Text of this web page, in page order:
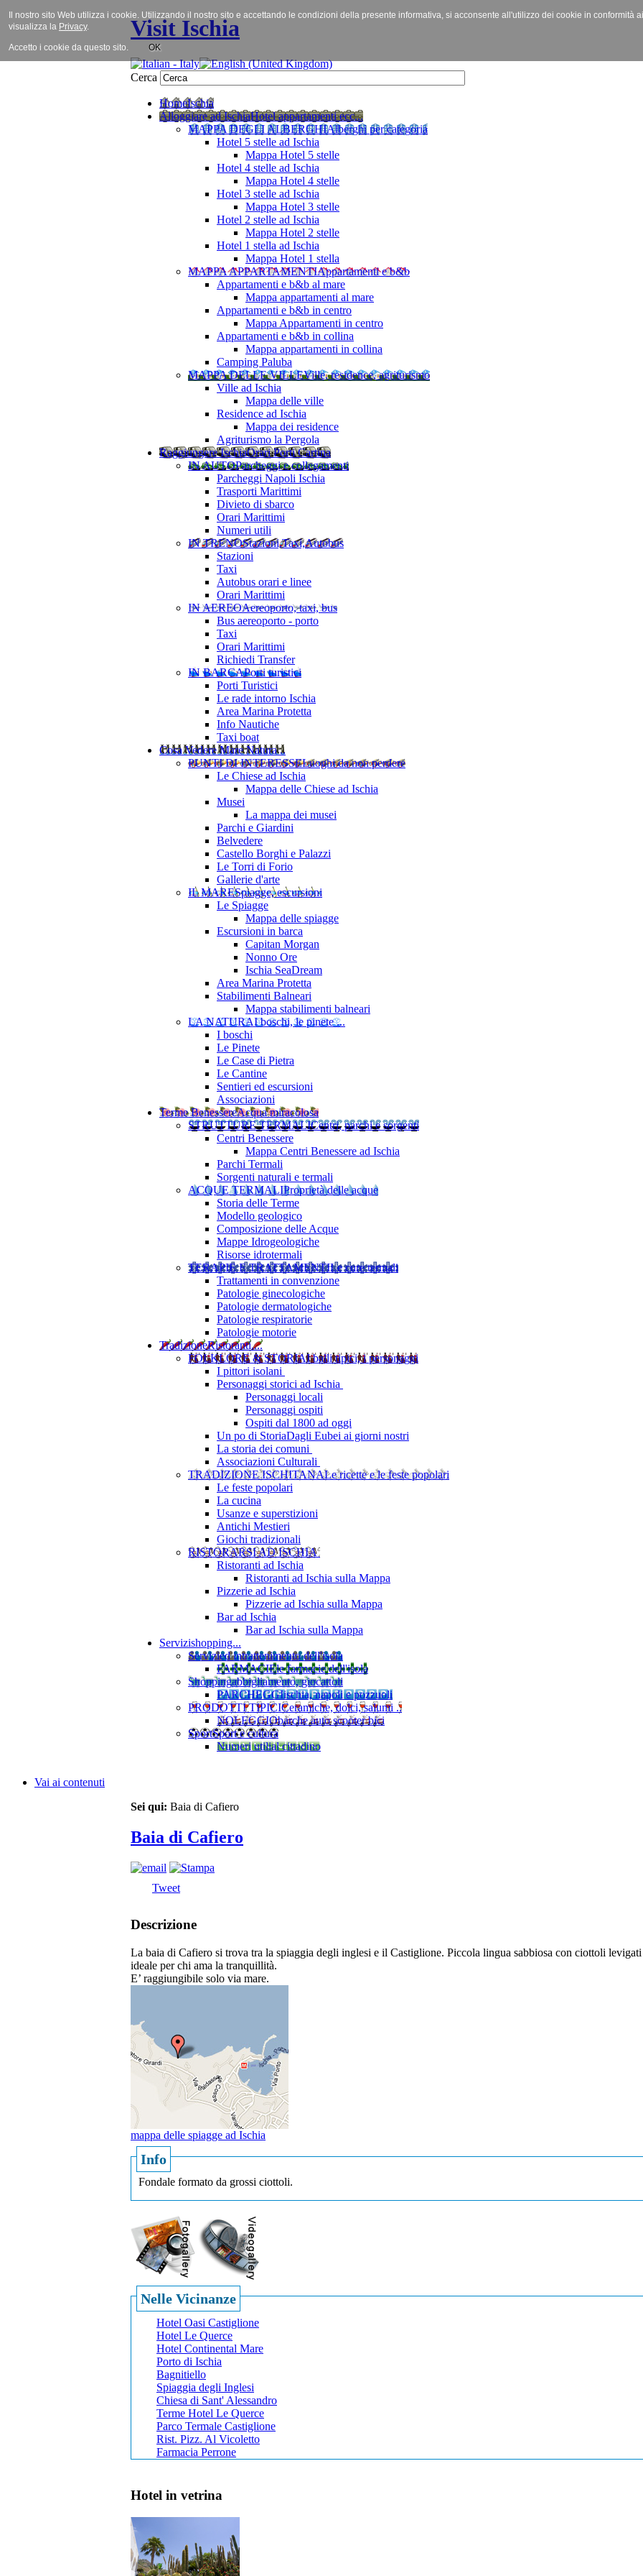
Visit Ischia
Cerca
HomeIschia
Alloggiare ad IschiaHotel appartamenti ecc...
MAPPA DEGLI ALBERGHIAlberghi per categoria
Hotel 5 stelle ad Ischia
Mappa Hotel 5 stelle
Hotel 4 stelle ad Ischia
Mappa Hotel 4 stelle
Hotel 3 stelle ad Ischia
Mappa Hotel 3 stelle
Hotel 2 stelle ad Ischia
Mappa Hotel 2 stelle
Hotel 1 stella ad Ischia
Mappa Hotel 1 stella
MAPPA APPARTAMENTIAppartamenti e b&b
Appartamenti e b&b al mare
Mappa appartamenti al mare
Appartamenti e b&b in centro
Mappa Appartamenti in centro
Appartamenti e b&b in collina
Mappa appartamenti in collina
Camping Paluba
MAPPA DELLE VILLEVille, residence, agriturismo
Ville ad Ischia
Mappa delle ville
Residence ad Ischia
Mappa dei residence
Agriturismo la Pergola
Raggiungere IschiaOrari Porti Cartina
IN AUTOParcheggi e collegamenti
Parcheggi Napoli Ischia
Trasporti Marittimi
Divieto di sbarco
Orari Marittimi
Numeri utili
IN TRENOStazioni,Taxi,Autobus
Stazioni
Taxi
Autobus orari e linee
Orari Marittimi
IN AEREOAereoporto, taxi, bus
Bus aereoporto - porto
Taxi
Orari Marittimi
Richiedi Transfer
IN BARCAPorti turistici
Porti Turistici
Le rade intorno Ischia
Area Marina Protetta
Info Nautiche
Taxi boat
Cosa VedereMare Natura ..
PUNTI DI INTERESSELuoghi da non perdere
Le Chiese ad Ischia
Mappa delle Chiese ad Ischia
Musei
La mappa dei musei
Parchi e Giardini
Belvedere
Castello Borghi e Palazzi
Le Torri di Forio
Gallerie d'arte
IL MARESpiagge, escursioni
Le Spiagge
Mappa delle spiagge
Escursioni in barca
Capitan Morgan
Nonno Ore
Ischia SeaDream
Area Marina Protetta
Stabilimenti Balneari
Mappa stabilimenti balneari
LA NATURAI boschi, le pinete ...
I boschi
Le Pinete
Le Case di Pietra
Le Cantine
Sentieri ed escursioni
Associazioni
Terme BenessereAcqua miracolosa
STRUTTURE TERMALICentri, parchi e sorgenti
Centri Benessere
Mappa Centri Benessere ad Ischia
Parchi Termali
Sorgenti naturali e termali
ACQUE TERMALIProprietà delle acque
Storia delle Terme
Modello geologico
Composizione delle Acque
Mappe Idrogeologiche
Risorse idrotermali
TERAPIE E TRATTAMENTILe cure termali
Trattamenti in convenzione
Patologie ginecologiche
Patologie dermatologiche
Patologie respiratorie
Patologie motorie
TradizioneRistoranti....
FOLKLORE & STORIAI balli tipici, i personaggi
I pittori isolani
Personaggi storici ad Ischia
Personaggi locali
Personaggi ospiti
Ospiti dal 1800 ad oggi
Un po di StoriaDagli Eubei ai giorni nostri
La storia dei comuni
Associazioni Culturali
TRADIZIONE ISCHITANALe ricette e le feste popolari
Le feste popolari
La cucina
Usanze e superstizioni
Antichi Mestieri
Giochi tradizionali
RISTORARSI AD ISCHIA
Ristoranti ad Ischia
Ristoranti ad Ischia sulla Mappa
Pizzerie ad Ischia
Pizzerie ad Ischia sulla Mappa
Bar ad Ischia
Bar ad Ischia sulla Mappa
Servizishopping...
Servizied intrattenimento dell'isola
FARMACIEle farmacie dell'isola
Shoppingabbigliamento, giocattoli
PARCHEGGIischia, napoli e pozzuoli
PRODOTTI TIPICICeramiche, dolci, salumi ..
NOLEGGIObarche auto scooter bici
SportSport e cultura
Numeri utilial cittadino
Vai ai contenuti
Sei qui: Baia di Cafiero
Baia di Cafiero
Tweet
Descrizione
La baia di Cafiero si trova tra la spiaggia degli inglesi e il Castiglione. Piccola lingua sabbiosa con ciottoli levigati
ideale per chi ama la tranquillità.
E’ raggiungibile solo via mare.
mappa delle spiagge ad Ischia
Info
Fondale formato da grossi ciottoli.
Nelle Vicinanze
Hotel Oasi Castiglione
Hotel Le Querce
Hotel Continental Mare
Porto di Ischia
Bagnitiello
Spiaggia degli Inglesi
Chiesa di Sant' Alessandro
Terme Hotel Le Querce
Parco Termale Castiglione
Rist. Pizz. Al Vicoletto
Farmacia Perrone
Hotel in vetrina
Il nostro sito Web utilizza i cookie. Utilizzando il nostro sito e accettando le condizioni della presente informativa, si acconsente all'utilizzo dei cookie in
visualizza la Privacy.
Accetto i cookie da questo sito. OK